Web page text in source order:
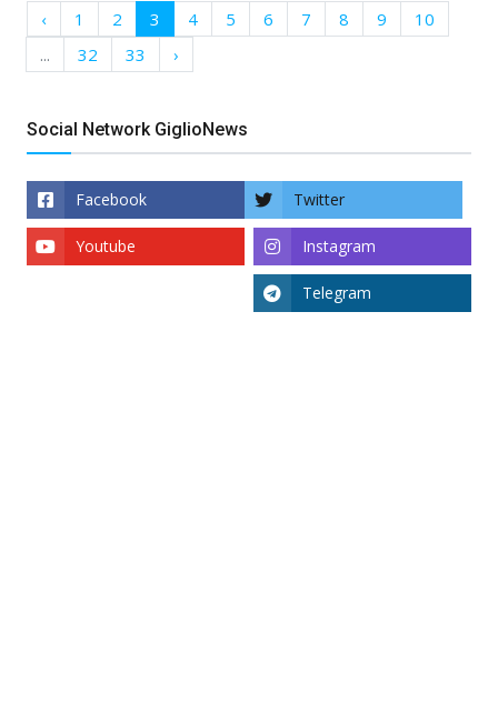
‹ 1 2 3 4 5 6 7 8 9
10
...
32 33 ›
Social Network GiglioNews
Facebook Twitter
Instagram
Youtube
Telegram